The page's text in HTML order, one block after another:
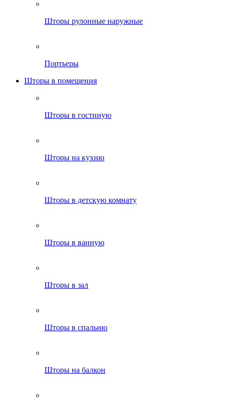
Шторы рулонные наружные
Портьеры
Шторы в помещения
Шторы в гостиную
Шторы на кухню
Шторы в детскую комнату
Шторы в ванную
Шторы в зал
Шторы в спальню
Шторы на балкон